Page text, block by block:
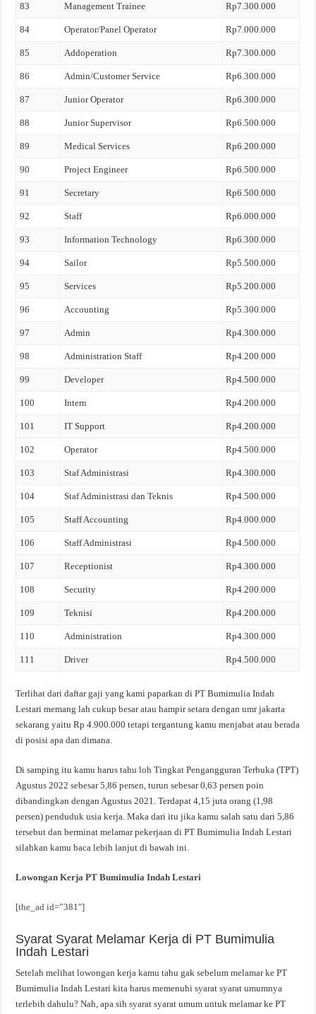
83 Management Trainee Rp7.300.000
84 Operator/Panel Operator Rp7.000.000
85 Addoperation Rp7.300.000
86 Admin/Customer Service Rp6.300.000
87 Junior Operator Rp6.300.000
88 Junior Supervisor Rp6.500.000
89 Medical Services Rp6.200.000
90 Project Engineer Rp6.500.000
91 Secretary Rp6.500.000
92 Staff Rp6.000.000
93 Information Technology Rp6.300.000
94 Sailor Rp5.500.000
95 Services Rp5.200.000
96 Accounting Rp5.300.000
97 Admin Rp4.300.000
98 Administration Staff Rp4.200.000
99 Developer Rp4.500.000
100 Intern Rp4.200.000
101 IT Support Rp4.200.000
102 Operator Rp4.500.000
103 Staf Administrasi Rp4.300.000
104 Staf Administrasi dan Teknis Rp4.500.000
105 Staff Accounting Rp4.000.000
106 Staff Administrasi Rp4.500.000
107 Receptionist Rp4.300.000
108 Security Rp4.200.000
109 Teknisi Rp4.200.000
110 Administration Rp4.300.000
111 Driver Rp4.500.000
Terlihat dari daftar gaji yang kami paparkan di PT Bumimulia Indah
Lestari memang lah cukup besar atau hampir setara dengan umr jakarta
sekarang yaitu Rp 4.900.000 tetapi tergantung kamu menjabat atau berada
di posisi apa dan dimana.
Di samping itu kamu harus tahu loh Tingkat Pengangguran Terbuka (TPT)
Agustus 2022 sebesar 5,86 persen, turun sebesar 0,63 persen poin
dibandingkan dengan Agustus 2021. Terdapat 4,15 juta orang (1,98
persen) penduduk usia kerja. Maka dari itu jika kamu salah satu dari 5,86
tersebut dan berminat melamar pekerjaan di PT Bumimulia Indah Lestari
silahkan kamu baca lebih lanjut di bawah ini.
Lowongan Kerja PT Bumimulia Indah Lestari
[the_ad id=”381″]
Syarat Syarat Melamar Kerja di PT Bumimulia
Indah Lestari
Setelah melihat lowongan kerja kamu tahu gak sebelum melamar ke PT
Bumimulia Indah Lestari kita harus memenuhi syarat syarat umumnya
terlebih dahulu? Nah, apa sih syarat syarat umum untuk melamar ke PT